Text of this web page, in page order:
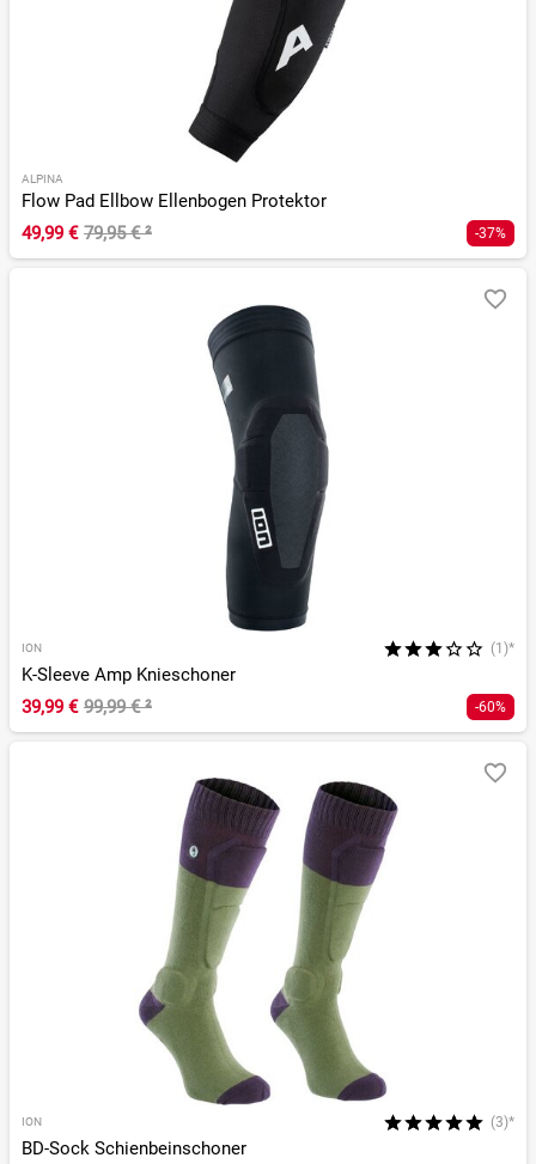
ALPINA
Flow Pad Ellbow Ellenbogen Protektor
49,99 € 79,95 €² -37%
ION (1)*
K-Sleeve Amp Knieschoner
39,99 € 99,99 €² -60%
ION (3)*
BD-Sock Schienbeinschoner